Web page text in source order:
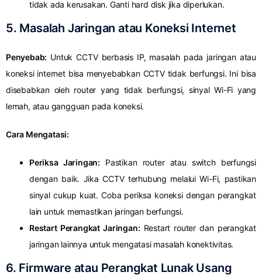
tidak ada kerusakan. Ganti hard disk jika diperlukan.
5. Masalah Jaringan atau Koneksi Internet
Penyebab: Untuk CCTV berbasis IP, masalah pada jaringan atau
koneksi internet bisa menyebabkan CCTV tidak berfungsi. Ini bisa
disebabkan oleh router yang tidak berfungsi, sinyal Wi-Fi yang
lemah, atau gangguan pada koneksi.
Cara Mengatasi:
Periksa Jaringan: Pastikan router atau switch berfungsi
dengan baik. Jika CCTV terhubung melalui Wi-Fi, pastikan
sinyal cukup kuat. Coba periksa koneksi dengan perangkat
lain untuk memastikan jaringan berfungsi.
Restart Perangkat Jaringan: Restart router dan perangkat
jaringan lainnya untuk mengatasi masalah konektivitas.
6. Firmware atau Perangkat Lunak Usang